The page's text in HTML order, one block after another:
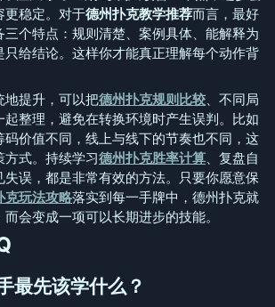
更稳定。对于德州扑克教学推荐而言，最好
三个特点：规则清楚、案例具体、能解释为
给结论。这样你才能真正理解每个动作背
地提升，可以把德州扑克规则比较 、不同局
整理，避免在转换环境时产生误判。比如
价值不同，线上与线下的节奏也不同，这
式。持续学习德州扑克胜率计算 、复盘自
误，都是非常有效的方法。只要你愿意保
克玩法攻略落实到每一手牌中，德州扑克就
会变成一项可以长期进步的技能。
最先该学什么？